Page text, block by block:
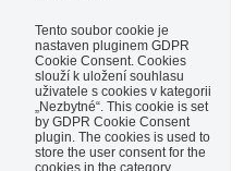
Tento soubor cookie je
nastaven pluginem GDPR
Cookie Consent. Cookies
slouží k uložení souhlasu
uživatele s cookies v kategorii
„Nezbytné“. This cookie is set
by GDPR Cookie Consent
plugin. The cookies is used to
store the user consent for the